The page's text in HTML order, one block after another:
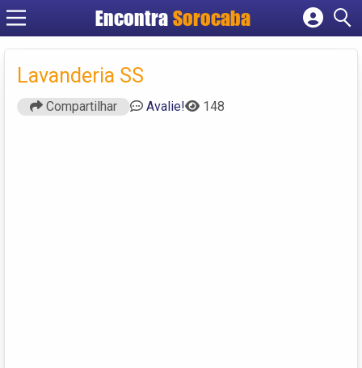
EncontraSorocaba
Cadastrar empresa
Lavanderia SS
Compartilhar Avalie! 148